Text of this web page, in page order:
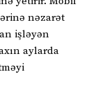
nəzarət
işləyən
aylarda